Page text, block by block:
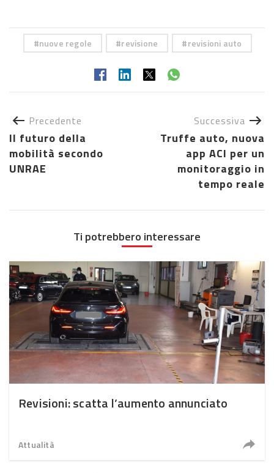
nuove regole revisione revisioni auto
Precedente
Il futuro della
mobilità secondo
UNRAE
Successiva
Truffe auto, nuova
app ACI per un
monitoraggio in
tempo reale
Ti potrebbero interessare
Revisioni: scatta l’aumento annunciato
Attualità